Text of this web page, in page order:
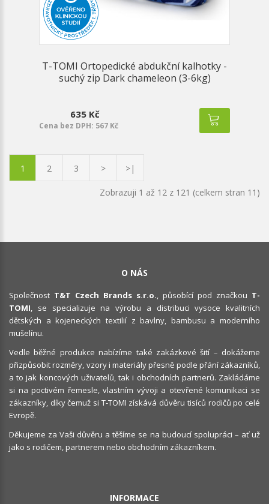
T-TOMI Ortopedické abdukční kalhotky -
suchý zip Dark chameleon (3-6kg)
635 Kč
Cena bez DPH: 567 Kč
1 2 3 > >|
Zobrazuji 1 až 12 z 121 (celkem stran 11)
O NÁS
Společnost T&T Czech Brands s.r.o., působící pod značkou T-
TOMI, se specializuje na výrobu a distribuci vysoce kvalitních
dětských a kojeneckých textilií z bavlny, bambusu a moderního
mušelínu.
Vedle běžné produkce nabízíme také zakázkové šití – dokážeme
přizpůsobit rozměry, vzory i materiály přesně podle přání zákazníků,
a to jak koncových uživatelů, tak i obchodních partnerů. Zakládáme
si na poctivém řemesle, vlastním vývoji a otevřené komunikaci se
zákazníky, díky čemuž si T-TOMI získává důvěru tisíců rodičů po celé
Evropě.
Děkujeme za Vaši důvěru a těšíme se na budoucí spolupráci – ať už
jako s rodičem, partnerem nebo obchodním zákazníkem.
INFORMACE